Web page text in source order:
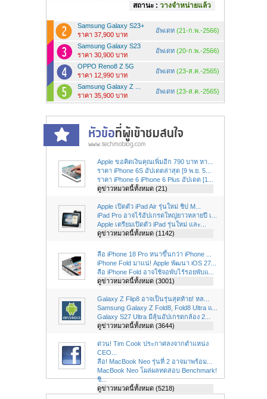
สถานะ : วางจำหน่ายแล้ว
Samsung Galaxy S23+
ราคา 37,900 บาท
อัพเดท (21-ก.พ.-2566)
Samsung Galaxy S23
ราคา 30,900 บาท
อัพเดท (20-ก.พ.-2566)
OPPO Reno8 Z 5G
ราคา 12,990 บาท
อัพเดท (23-ส.ค.-2565)
Samsung Galaxy Z ...
ราคา 35,900 บาท
อัพเดท (23-ส.ค.-2565)
Apple ขอคิดเงินคุณเพิ่มอีก 790 บาท หา...
ราคา iPhone 6S อัปเดตล่าสุด [9 พ.ย. 5...
ราคา iPhone 6 iPhone 6 Plus อัปเดต [1...
ดูข่าวหมวดนี้ทั้งหมด (21)
Apple เปิดตัว iPad Air รุ่นใหม่ ชิป M...
iPad Pro อาจไร้อัปเกรดใหญ่ยาวหลายปี เ...
Apple เตรียมเปิดตัว iPad รุ่นใหม่ และ...
ดูข่าวหมวดนี้ทั้งหมด (1142)
ลือ iPhone 18 Pro หนาขึ้นกว่า iPhone ...
iPhone Fold มาแน่! Apple พัฒนา iOS 27...
ลือ iPhone Fold อาจใช้จอพับไร้รอยพับแ...
ดูข่าวหมวดนี้ทั้งหมด (3001)
Galaxy Z Flip8 อาจเป็นรุ่นสุดท้าย! หล...
Samsung Galaxy Z Fold8, Fold8 Ultra แ...
Galaxy S27 Ultra มีลุ้นอัปเกรดกล้อง 2...
ดูข่าวหมวดนี้ทั้งหมด (3644)
ด่วน! Tim Cook ประกาศลงจากตำแหน่ง
CEO...
ลือ! MacBook Neo รุ่นที่ 2 อาจมาพร้อม...
MacBook Neo โผล่ผลทดสอบ Benchmark!
ชิ...
ดูข่าวหมวดนี้ทั้งหมด (5218)